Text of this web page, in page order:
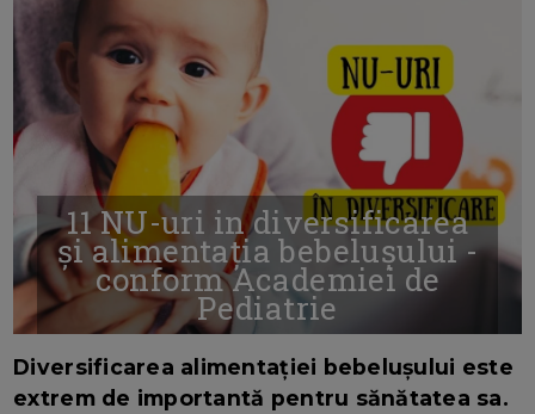
11 NU-uri in diversificarea
și alimentația bebelușului -
conform Academiei de
Pediatrie
Diversificarea alimentației bebelușului este
extrem de importantă pentru sănătatea sa.